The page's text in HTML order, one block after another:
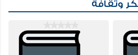
وثقافة